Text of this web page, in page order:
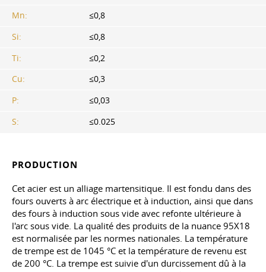
Mn:
≤0,8
Si:
≤0,8
Ti:
≤0,2
Cu:
≤0,3
P:
≤0,03
S:
≤0.025
PRODUCTION
Cet acier est un alliage martensitique. Il est fondu dans des
fours ouverts à arc électrique et à induction, ainsi que dans
des fours à induction sous vide avec refonte ultérieure à
l'arc sous vide. La qualité des produits de la nuance 95X18
est normalisée par les normes nationales. La température
de trempe est de 1045 °C et la température de revenu est
de 200 °C. La trempe est suivie d'un durcissement dû à la